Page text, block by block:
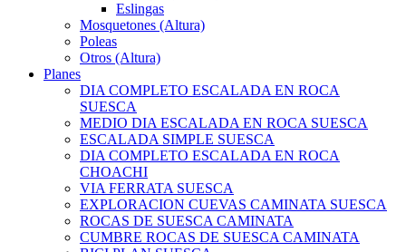
Eslingas
Mosquetones (Altura)
Poleas
Otros (Altura)
Planes
DIA COMPLETO ESCALADA EN ROCA
SUESCA
MEDIO DIA ESCALADA EN ROCA SUESCA
ESCALADA SIMPLE SUESCA
DIA COMPLETO ESCALADA EN ROCA
CHOACHI
VIA FERRATA SUESCA
EXPLORACION CUEVAS CAMINATA SUESCA
ROCAS DE SUESCA CAMINATA
CUMBRE ROCAS DE SUESCA CAMINATA